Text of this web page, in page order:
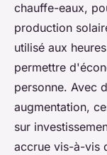
chauffe-eaux,
production
utilisé aux
permettre
personne. Avec
augmentation,
sur
accrue vis-à-vis